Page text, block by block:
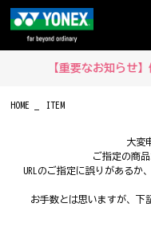
【重要なお知らせ
HOME ITEM
大変
ご指定の商
URLのご指定に誤りがあるか
お手数とは思いますが、下